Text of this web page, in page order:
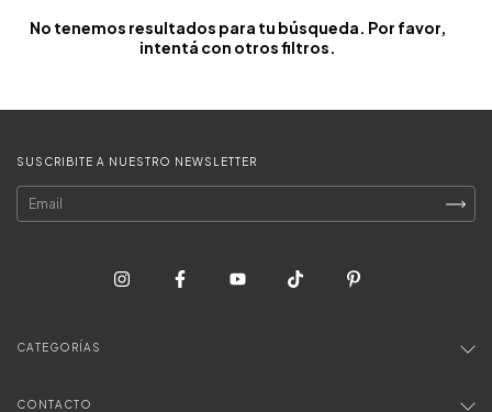
No tenemos resultados para tu búsqueda. Por favor,
intentá con otros filtros.
SUSCRIBITE A NUESTRO NEWSLETTER
CATEGORÍAS
CONTACTO